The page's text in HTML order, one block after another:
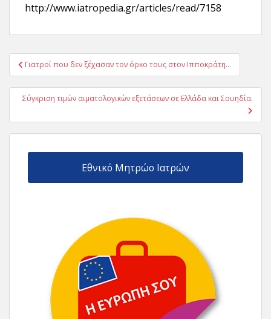
http://www.iatropedia.gr/articles/read/7158
Πλοήγηση
άρθρων
Γιατροί που δεν ξέχασαν τον όρκο τους στον Ιπποκράτη…
Σύγκριση τιμών αιματολογικών εξετάσεων σε Ελλάδα και Σουηδία.
Εθνικό Μητρώο Ιατρών